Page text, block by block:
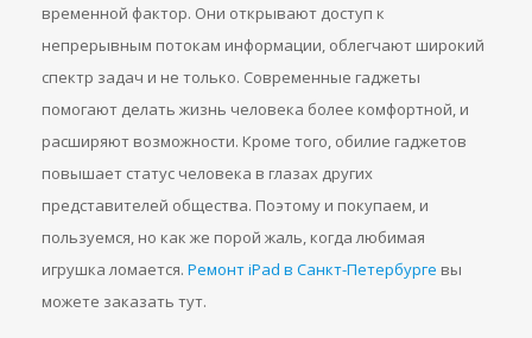
временной фактор. Они открывают доступ к
непрерывным потокам информации, облегчают широкий
спектр задач и не только. Современные гаджеты
помогают делать жизнь человека более комфортной, и
расширяют возможности. Кроме того, обилие гаджетов
повышает статус человека в глазах других
представителей общества. Поэтому и покупаем, и
пользуемся, но как же порой жаль, когда любимая
игрушка ломается. Ремонт iPad в Санкт-Петербурге вы
можете заказать тут.